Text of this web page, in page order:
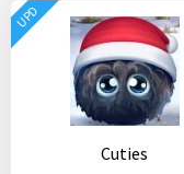
Cuties
UPD